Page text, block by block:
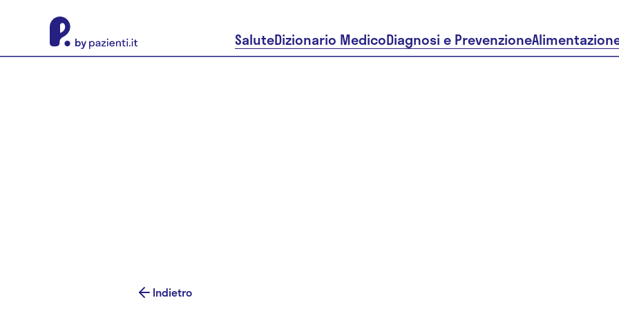
SaluteDizionario MedicoDiagnosi e Prevenzione
Indietro